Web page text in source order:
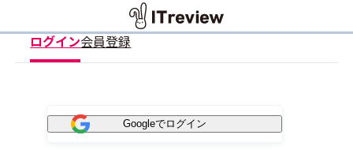
ログイン会員登録
Googleでログイン